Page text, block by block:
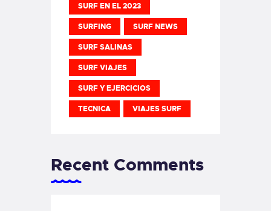
SURF EN EL 2023
SURFING SURF NEWS
SURF SALINAS
SURF VIAJES
SURF Y EJERCICIOS
TECNICA VIAJES SURF
Recent Comments